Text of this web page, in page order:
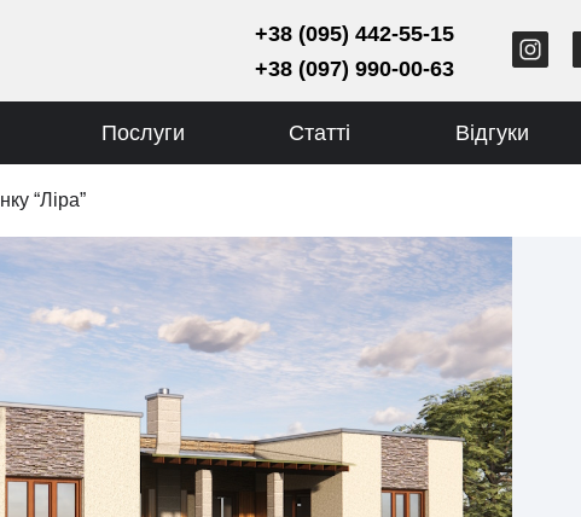
+38 (095) 442-55-15
+38 (097) 990-00-63
Послуги Статті Відгуки
“Ліра”